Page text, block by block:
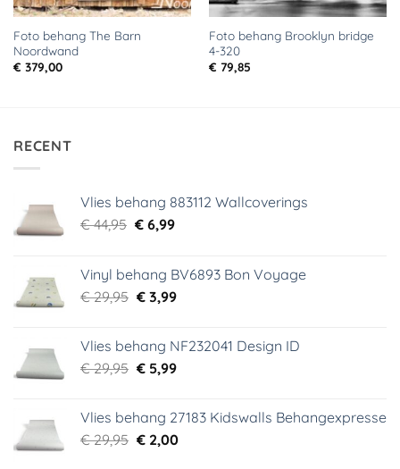
Foto behang The Barn
Noordwand
€ 379,00
Foto behang Brooklyn bridge
4-320
€ 79,85
RECENT
Vlies behang 883112 Wallcoverings
€44,95 Oorspronkelijke
€ 44,95.
€6,99Huidige
€ 6,99.
Vinyl behang BV6893 Bon Voyage
€29,95 Oorspronkelijke
€ 29,95.
€3,99Huidige
€ 3,99.
Vlies behang NF232041 Design ID
€29,95 Oorspronkelijke
€ 29,95.
€5,99Huidige
€ 5,99.
Vlies behang 27183 Kidswalls Behangexpresse
€29,95 Oorspronkelijke
€2,00Huidige